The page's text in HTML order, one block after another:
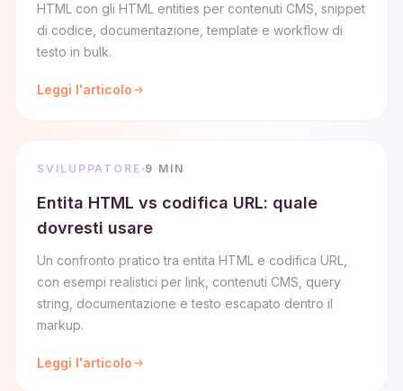
HTML con gli HTML entities per contenuti CMS, snippet
di codice, documentazione, template e workflow di
testo in bulk.
Leggi l'articolo
SVILUPPATORE 9 MIN
Entita HTML vs codifica URL: quale
dovresti usare
Un confronto pratico tra entita HTML e codifica URL,
con esempi realistici per link, contenuti CMS, query
string, documentazione e testo escapato dentro il
markup.
Leggi l'articolo